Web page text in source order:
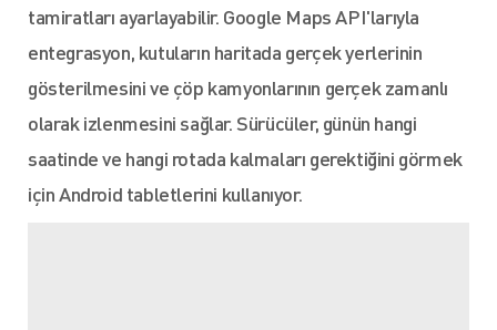
tamiratları ayarlayabilir. Google Maps API'larıyla
entegrasyon, kutuların haritada gerçek yerlerinin
gösterilmesini ve çöp kamyonlarının gerçek zamanlı
olarak izlenmesini sağlar. Sürücüler, günün hangi
saatinde ve hangi rotada kalmaları gerektiğini görmek
için Android tabletlerini kullanıyor.